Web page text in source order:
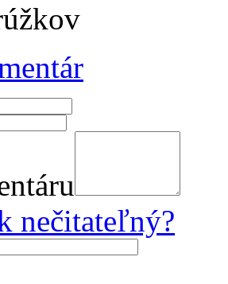
nečitateľný?